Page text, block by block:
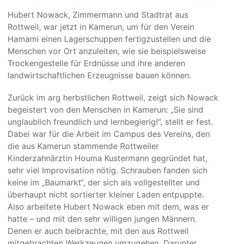
Hubert Nowack, Zimmermann und Stadtrat aus
Rottweil, war jetzt in Kamerun, um für den Verein
Hamami einen Lagerschuppen fertigzustellen und die
Menschen vor Ort anzuleiten, wie sie beispielsweise
Trockengestelle für Erdnüsse und ihre anderen
landwirtschaftlichen Erzeugnisse bauen können.
Zurück im arg herbstlichen Rottweil, zeigt sich Nowack
begeistert von den Menschen in Kamerun: „Sie sind
unglaublich freundlich und lernbegierig!“, stellt er fest.
Dabei war für die Arbeit im Campus des Vereins, den
die aus Kamerun stammende Rottweiler
Kinderzahnärztin Houma Kustermann gegründet hat,
sehr viel Improvisation nötig. Schrauben fanden sich
keine im „Baumarkt“, der sich als vollgestellter und
überhaupt nicht sortierter kleiner Laden entpuppte.
Also arbeitete Hubert Nowack eben mit dem, was er
hatte – und mit den sehr willigen jungen Männern.
Denen er auch beibrachte, mit den aus Rottweil